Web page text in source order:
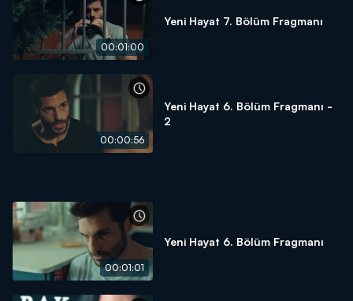
00:01:00
Yeni Hayat 7. Bölüm Fragmanı
00:00:56
Yeni Hayat 6. Bölüm Fragmanı -
2
00:01:01
Yeni Hayat 6. Bölüm Fragmanı